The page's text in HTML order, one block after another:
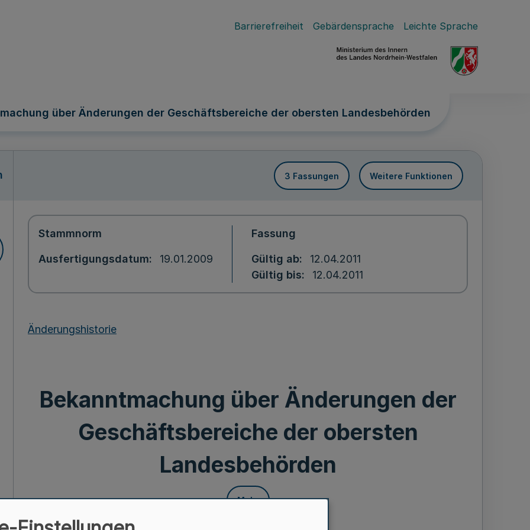
Barrierefreiheit Gebärdensprache Leichte Sprache
über Änderungen der Geschäftsbereiche der obersten Landesbehörden
3 Fassungen Weitere Funktionen
Stammnorm
Ausfertigungsdatum 19.01.2009
Fassung
Gültig ab
12.04.2011
Gültig bis
12.04.2011
Änderungshistorie
Bekanntmachung über Änderungen der
Geschäftsbereiche der obersten
Landesbehörden
Mehr